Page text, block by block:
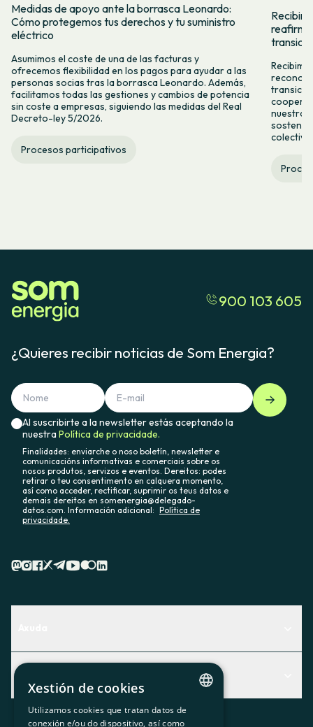
Medidas de apoyo ante la borrasca Leonardo:
Cómo protegemos tus derechos y tu suministro
eléctrico
Asumimos el coste de una de las facturas y
ofrecemos flexibilidad en los pagos para ayudar a las
personas socias tras la borrasca Leonardo. Además,
facilitamos todas las gestiones y cambios de potencia
sin coste a empresas, siguiendo las medidas del Real
Decreto-ley 5/2026.
Procesos participativos
nuestro
900 103 605
¿Quieres recibir noticias de Som Energia?
Al suscribirte a la newsletter estás aceptando la
nuestraPolítica de privacidade.
Finalidades: enviarche o noso boletín, newsletter e
comunicacións informativas e comerciais sobre os
nosos produtos, servizos e eventos. Dereitos: podes
retirar o teu consentimento en calquera momento,
así como acceder, rectificar, suprimir os teus datos e
demais dereitos en somenergia@delegado-
datos.com. Información adicional: Política de
privacidade.
Descubre qué servicio te encaja mejor
Contacto
Actualidad
CATALAN
Xestión de cookies
Utilizamos cookies que tratan datos de
conexión e/ou do dispositivo, así como